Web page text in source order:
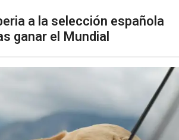
a la selección española
ganar el Mundial